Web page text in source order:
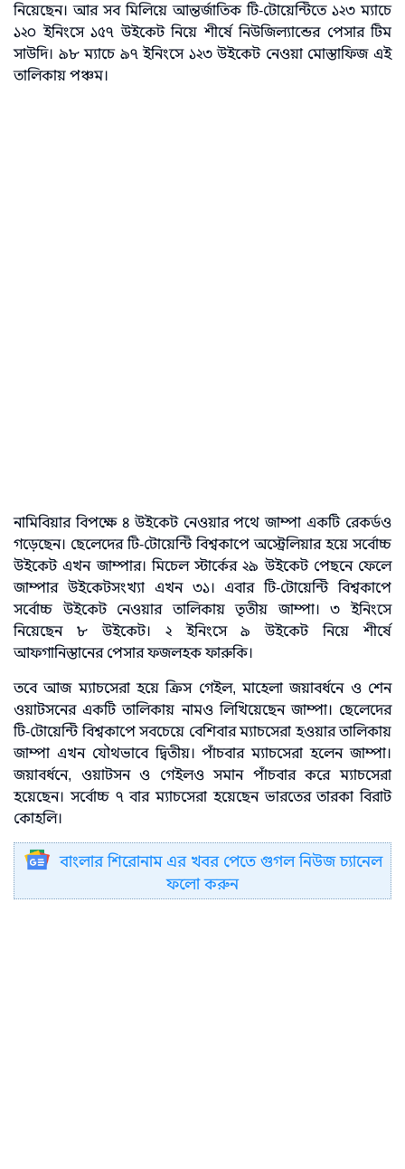
নিয়েছেন। আর সব মিলিয়ে আন্তর্জাতিক টি-টোয়েন্টিতে ১২৩ ম্যাচে
১২০ ইনিংসে ১৫৭ উইকেট নিয়ে শীর্ষে নিউজিল্যান্ডের পেসার টিম
সাউদি। ৯৮ ম্যাচে ৯৭ ইনিংসে ১২৩ উইকেট নেওয়া মোস্তাফিজ এই
তালিকায় পঞ্চম।
নামিবিয়ার বিপক্ষে ৪ উইকেট নেওয়ার পথে জাম্পা একটি রেকর্ডও
গড়েছেন। ছেলেদের টি-টোয়েন্টি বিশ্বকাপে অস্ট্রেলিয়ার হয়ে সর্বোচ্চ
উইকেট এখন জাম্পার। মিচেল স্টার্কের ২৯ উইকেট পেছনে ফেলে
জাম্পার উইকেটসংখ্যা এখন ৩১। এবার টি-টোয়েন্টি বিশ্বকাপে
সর্বোচ্চ উইকেট নেওয়ার তালিকায় তৃতীয় জাম্পা। ৩ ইনিংসে
নিয়েছেন ৮ উইকেট। ২ ইনিংসে ৯ উইকেট নিয়ে শীর্ষে
আফগানিস্তানের পেসার ফজলহক ফারুকি।
তবে আজ ম্যাচসেরা হয়ে ক্রিস গেইল, মাহেলা জয়াবর্ধনে ও শেন
ওয়াটসনের একটি তালিকায় নামও লিখিয়েছেন জাম্পা। ছেলেদের
টি-টোয়েন্টি বিশ্বকাপে সবচেয়ে বেশিবার ম্যাচসেরা হওয়ার তালিকায়
জাম্পা এখন যৌথভাবে দ্বিতীয়। পাঁচবার ম্যাচসেরা হলেন জাম্পা।
জয়াবর্ধনে, ওয়াটসন ও গেইলও সমান পাঁচবার করে ম্যাচসেরা
হয়েছেন। সর্বোচ্চ ৭ বার ম্যাচসেরা হয়েছেন ভারতের তারকা বিরাট
কোহলি।
বাংলার শিরোনাম এর খবর পেতে গুগল নিউজ চ্যানেল
ফলো করুন